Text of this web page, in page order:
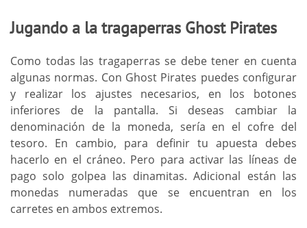
Jugando a la tragaperras Ghost Pirates
Como todas las tragaperras se debe tener en cuenta
algunas normas. Con Ghost Pirates puedes configurar
y realizar los ajustes necesarios, en los botones
inferiores de la pantalla. Si deseas cambiar la
denominación de la moneda, sería en el cofre del
tesoro. En cambio, para definir tu apuesta debes
hacerlo en el cráneo. Pero para activar las líneas de
pago solo golpea las dinamitas. Adicional están las
monedas numeradas que se encuentran en los
carretes en ambos extremos.